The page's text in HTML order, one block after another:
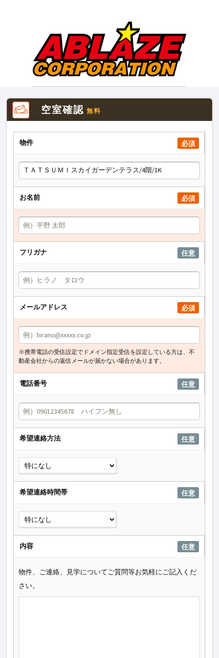
空室確認 無料
物件 必須
お名前 必須
フリガナ 任意
メールアドレス 必須
※携帯電話の受信設定でドメイン指定受信を設定している方は、不
動産会社からの返信メールが届かない場合があります。
電話番号 任意
希望連絡方法 任意
希望連絡時間帯 任意
内容 任意
物件、ご連絡、見学についてご質問等お気軽にご記入くだ
さい。